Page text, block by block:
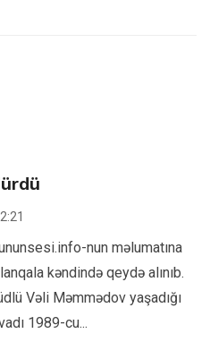
nun məlumatına
kəndində qeydə alınıb.
Vəli Məmmədov yaşadığı
1989-cu...